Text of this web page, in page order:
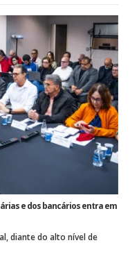
e dos bancários entra em
diante do alto nível de